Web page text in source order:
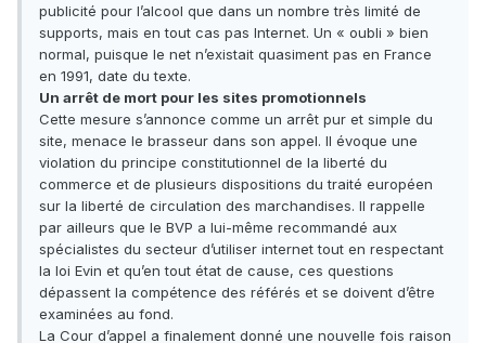
publicité pour l’alcool que dans un nombre très limité de
supports, mais en tout cas pas Internet. Un « oubli » bien
normal, puisque le net n’existait quasiment pas en France
en 1991, date du texte.
Un arrêt de mort pour les sites promotionnels
Cette mesure s’annonce comme un arrêt pur et simple du
site, menace le brasseur dans son appel. Il évoque une
violation du principe constitutionnel de la liberté du
commerce et de plusieurs dispositions du traité européen
sur la liberté de circulation des marchandises. Il rappelle
par ailleurs que le BVP a lui-même recommandé aux
spécialistes du secteur d’utiliser internet tout en respectant
la loi Evin et qu’en tout état de cause, ces questions
dépassent la compétence des référés et se doivent d’être
examinées au fond.
La Cour d’appel a finalement donné une nouvelle fois raison